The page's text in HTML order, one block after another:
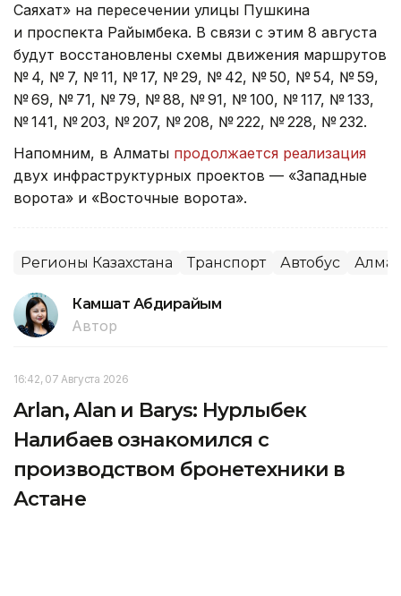
Саяхат» на пересечении улицы Пушкина
и проспекта Райымбека. В связи с этим 8 августа
будут восстановлены схемы движения маршрутов
№ 4, № 7, № 11, № 17, № 29, № 42, № 50, № 54, № 59,
№ 69, № 71, № 79, № 88, № 91, № 100, № 117, № 133,
№ 141, № 203, № 207, № 208, № 222, № 228, № 232.
Напомним, в Алматы продолжается реализация
двух инфраструктурных проектов — «Западные
ворота» и «Восточные ворота».
Регионы Казахстана Транспорт Автобус
Камшат Абдирайым
Автор
16:42, 07 Августа 2026
Arlan, Alan и Barys: Нурлыбек
Налибаев ознакомился с
производством бронетехники в
Астане